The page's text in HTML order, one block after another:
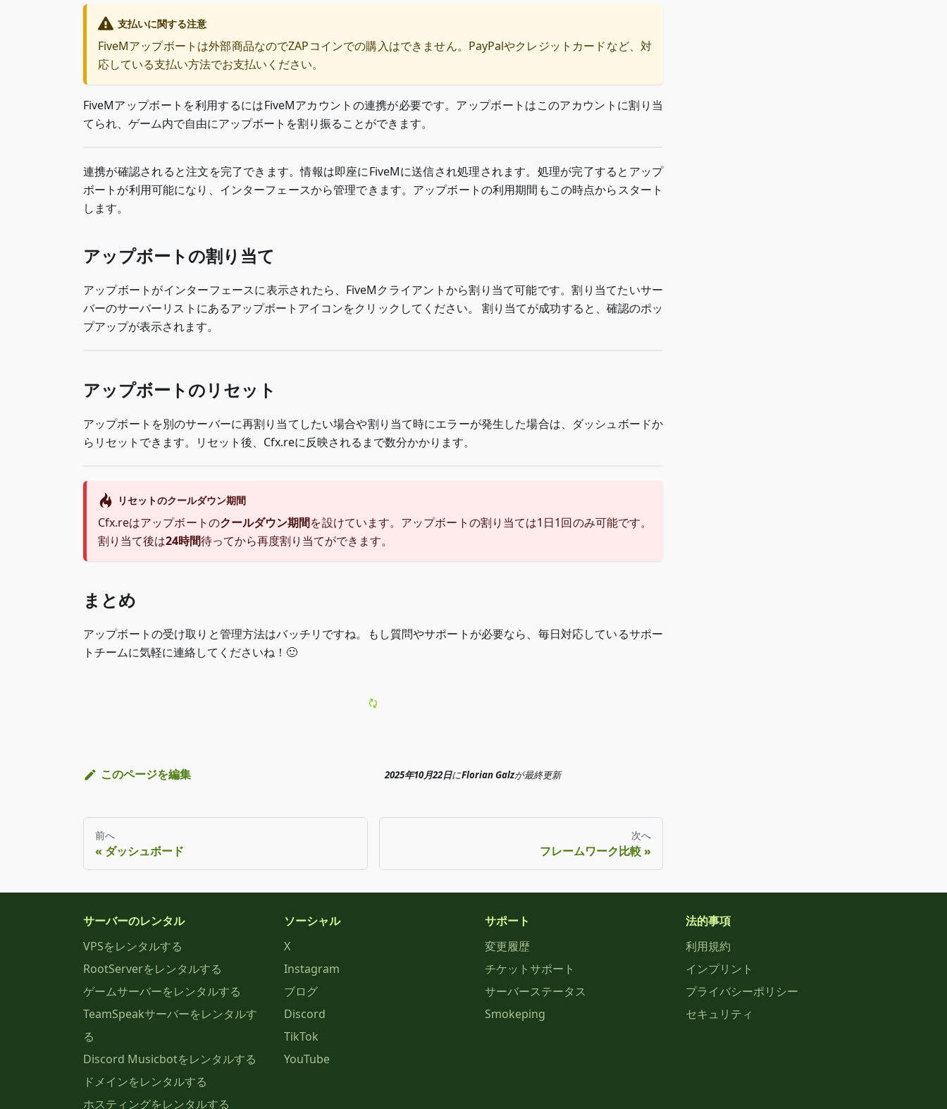
支払いに関する注意
FiveMアップボートは外部商品なのでZAPコインでの購入はできません。PayPalやクレジットカードなど、対
応している支払い方法でお支払いください。
FiveMアップボートを利用するにはFiveMアカウントの連携が必要です。アップボートはこのアカウントに割り当
てられ、ゲーム内で自由にアップボートを割り振ることができます。
連携が確認されると注文を完了できます。情報は即座にFiveMに送信され処理されます。処理が完了するとアップ
ボートが利用可能になり、インターフェースから管理できます。アップボートの利用期間もこの時点からスタート
します。
アップボートの割り当て
アップボートがインターフェースに表示されたら、FiveMクライアントから割り当て可能です。割り当てたいサー
バーのサーバーリストにあるアップボートアイコンをクリックしてください。 割り当てが成功すると、確認のポッ
プアップが表示されます。
アップボートのリセット
アップボートを別のサーバーに再割り当てしたい場合や割り当て時にエラーが発生した場合は、ダッシュボードか
らリセットできます。リセット後、Cfx.reに反映されるまで数分かかります。
リセットのクールダウン期間
Cfx.reはアップボートのクールダウン期間を設けています。アップボートの割り当ては1日1回のみ可能です。
割り当て後は24時間待ってから再度割り当てができます。
まとめ
アップボートの受け取りと管理方法はバッチリですね。もし質問やサポートが必要なら、毎日対応しているサポー
トチームに気軽に連絡してくださいね！🙂
このページを編集 2025年10月22日にFlorian Galzが最終更新
前へ
ダッシュボード
次へ
フレームワーク比較
サーバーのレンタル
VPSをレンタルする
RootServerをレンタルする
ゲームサーバーをレンタルする
TeamSpeakサーバーをレンタルす
る
Discord Musicbotをレンタルする
ドメインをレンタルする
ホスティングをレンタルする
ソーシャル
X
Instagram
ブログ
Discord
TikTok
YouTube
サポート
変更履歴
チケットサポート
サーバーステータス
Smokeping
法的事項
利用規約
インプリント
プライバシーポリシー
セキュリティ